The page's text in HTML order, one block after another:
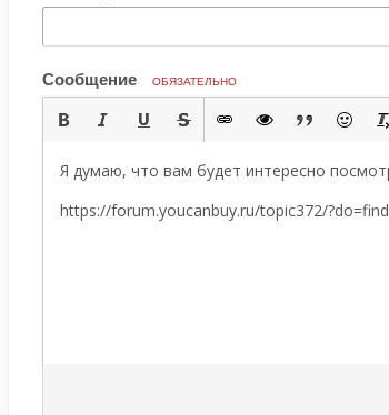
Сообщение ОБЯЗАТЕЛЬНО
Я думаю, что вам будет интересно
https://forum.youcanbuy.ru/topic372/